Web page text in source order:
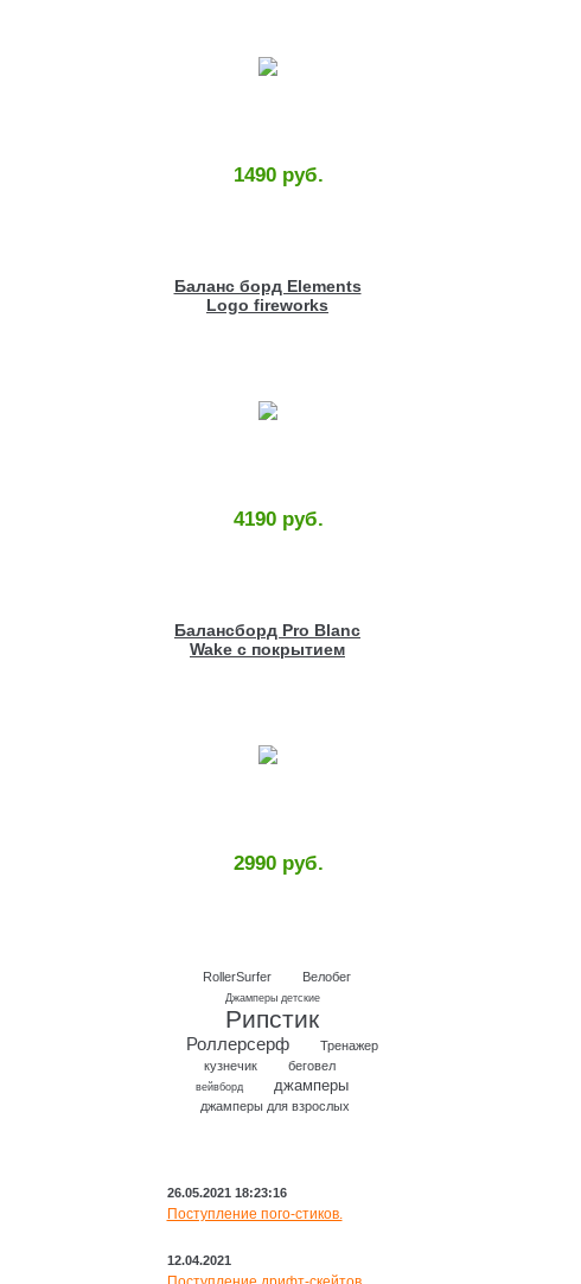
1490 руб.
Баланс борд Elements
Logo fireworks
4190 руб.
Балансборд Pro Blanc
Wake с покрытием
2990 руб.
RollerSurfer Велобег
Джамперы детские
Рипстик
Роллерсерф
Тренажер
кузнечик
беговел
вейвборд джамперы
джамперы для взрослых
26.05.2021 18:23:16
Поступление пого-стиков.
12.04.2021